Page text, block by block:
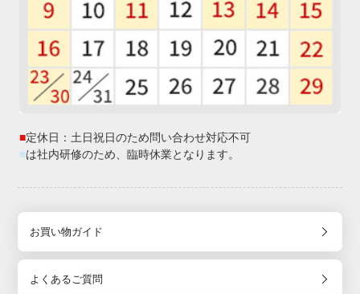
■定休日：土日祝日のため問い合わせ対応不可
■は社内研修のため、臨時休業となります。
お買い物ガイド
よくあるご質問